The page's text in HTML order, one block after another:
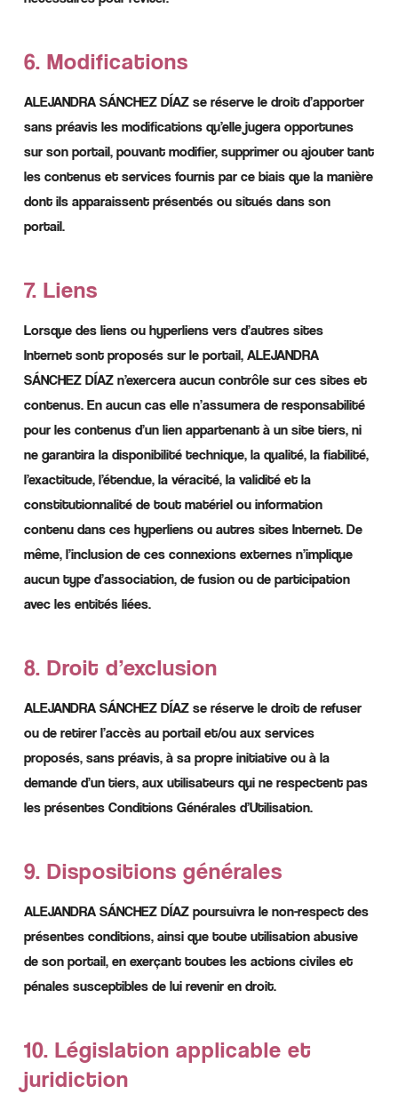
6. Modifications
ALEJANDRA SÁNCHEZ DÍAZ se réserve le droit d’apporter
sans préavis les modifications qu’elle jugera opportunes
sur son portail, pouvant modifier, supprimer ou ajouter tant
les contenus et services fournis par ce biais que la manière
dont ils apparaissent présentés ou situés dans son
portail.
7. Liens
Lorsque des liens ou hyperliens vers d’autres sites
Internet sont proposés sur le portail, ALEJANDRA
SÁNCHEZ DÍAZ n’exercera aucun contrôle sur ces sites et
contenus. En aucun cas elle n’assumera de responsabilité
pour les contenus d’un lien appartenant à un site tiers, ni
ne garantira la disponibilité technique, la qualité, la fiabilité,
l’exactitude, l’étendue, la véracité, la validité et la
constitutionnalité de tout matériel ou information
contenu dans ces hyperliens ou autres sites Internet. De
même, l’inclusion de ces connexions externes n’implique
aucun type d’association, de fusion ou de participation
avec les entités liées.
8. Droit d’exclusion
ALEJANDRA SÁNCHEZ DÍAZ se réserve le droit de refuser
ou de retirer l’accès au portail et/ou aux services
proposés, sans préavis, à sa propre initiative ou à la
demande d’un tiers, aux utilisateurs qui ne respectent pas
les présentes Conditions Générales d’Utilisation.
9. Dispositions générales
ALEJANDRA SÁNCHEZ DÍAZ poursuivra le non-respect des
présentes conditions, ainsi que toute utilisation abusive
de son portail, en exerçant toutes les actions civiles et
pénales susceptibles de lui revenir en droit.
10. Législation applicable et
juridiction